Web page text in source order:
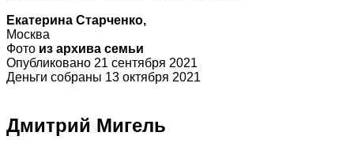
Екатерина Старченко,
Москва
Фото из архива семьи
Опубликовано 21 сентября 2021
Деньги собраны 13 октября 2021
Дмитрий Мигель